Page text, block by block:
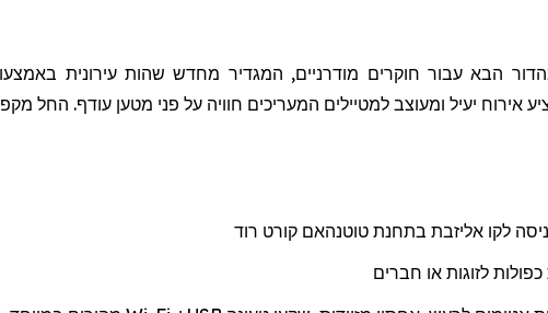
הבא עבור חוקרים מודרניים, המגדיר מחדש שהות עירונית
אירוח יעיל ומעוצב למטיילים המעריכים חוויה על פני מטען עודף. החל
לקו אליזבת בתחנת טוטנהאם קורט רוד
לזוגות או חברים